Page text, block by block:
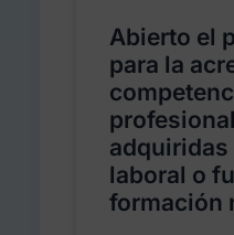
Abierto el
para la
adquiridas
laboral o
formación